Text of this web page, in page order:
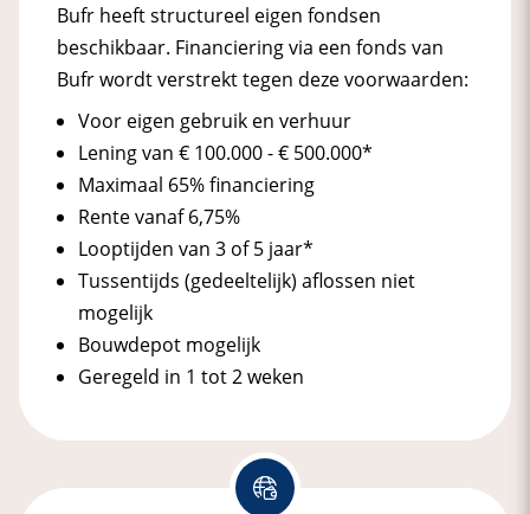
Bufr heeft structureel eigen fondsen
beschikbaar. Financiering via een fonds van
Bufr wordt verstrekt tegen deze voorwaarden:
Voor eigen gebruik en verhuur
Lening van € 100.000 - € 500.000*
Maximaal 65% financiering
Rente vanaf 6,75%
Looptijden van 3 of 5 jaar*
Tussentijds (gedeeltelijk) aflossen niet
mogelijk
Bouwdepot mogelijk
Geregeld in 1 tot 2 weken